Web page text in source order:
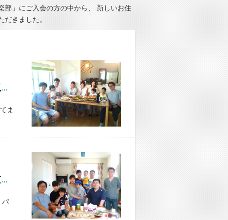
部」にご入会の方の中から、 新しいお住
きました。
開催しました! 『新築お披露目パーティー』 埼玉県さいたま市 E様宅
ま
開催しました! 『新築お披露目パーティー』 東京都葛飾区 S様宅
パ